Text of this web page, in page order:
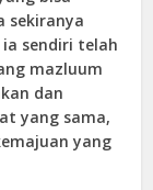
sekiranya
sendiri telah
mazluum
dan
yang sama,
yang